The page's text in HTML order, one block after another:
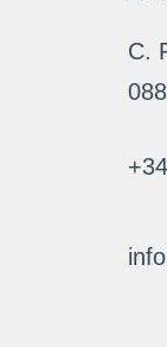
C.